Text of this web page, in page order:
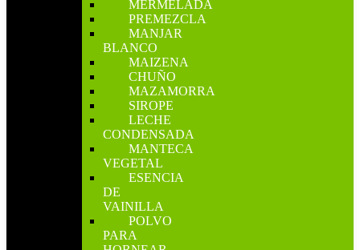
MERMELADA
PREMEZCLA
MANJAR
BLANCO
MAIZENA
CHUÑO
MAZAMORRA
SIROPE
LECHE
CONDENSADA
MANTECA
VEGETAL
ESENCIA
DE
VAINILLA
POLVO
PARA